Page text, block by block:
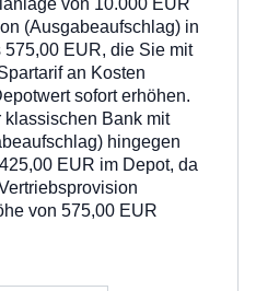
von 10.000 EUR
(Ausgabeaufschlag) in
575,00 EUR, die Sie mit
an Kosten
sofort erhöhen.
klassischen Bank mit
hingegen
EUR im Depot, da
von 575,00 EUR